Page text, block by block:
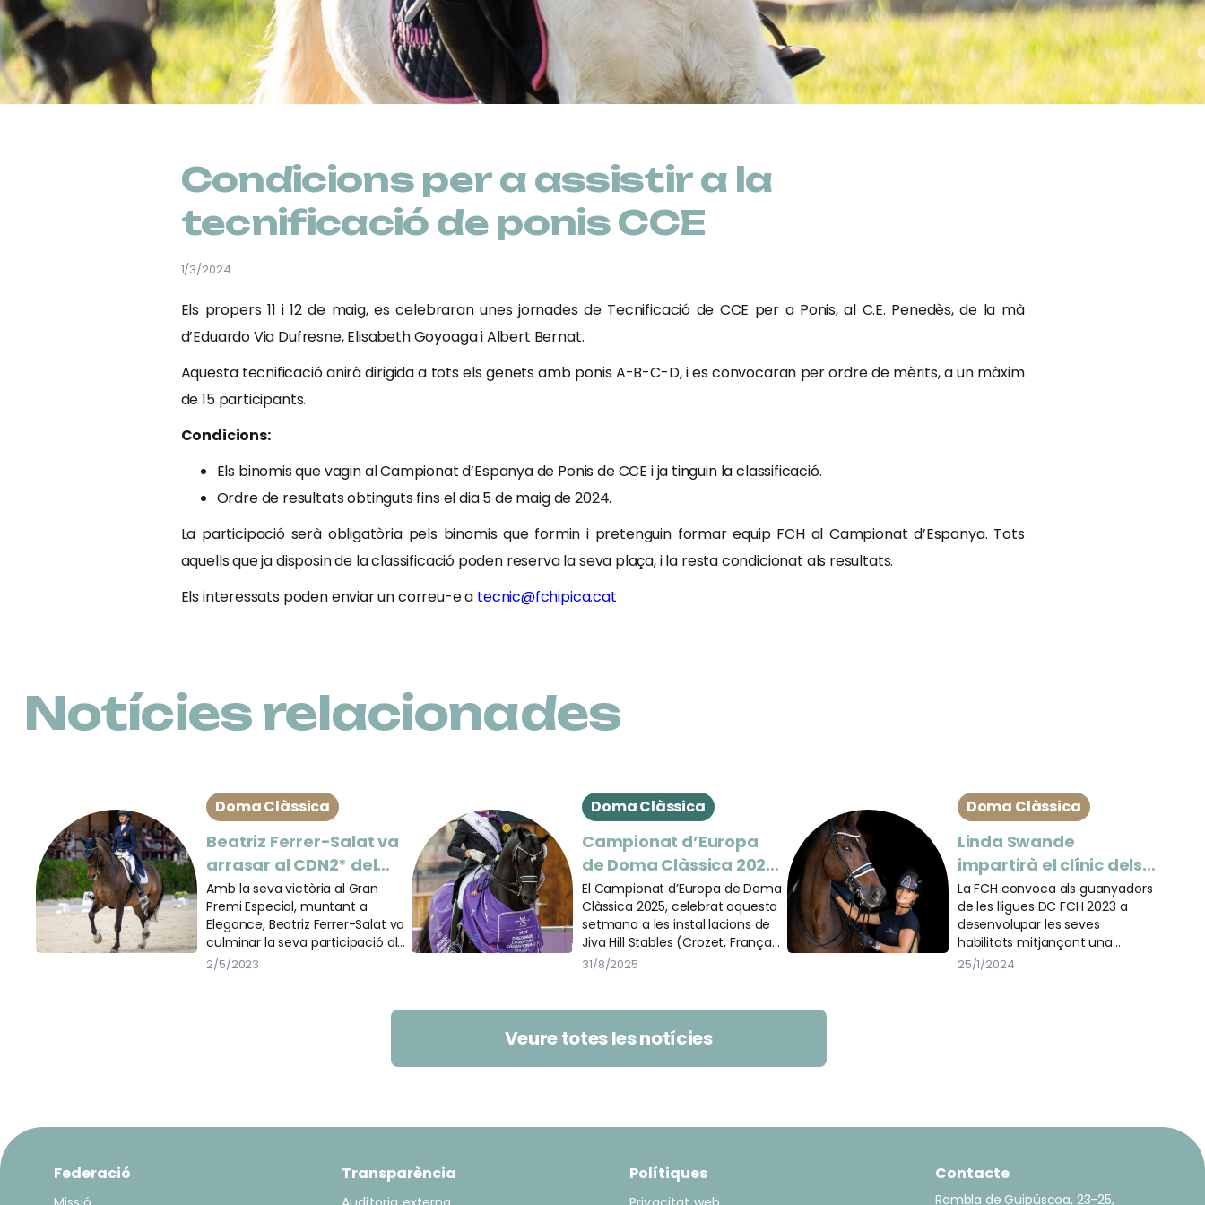
Condicions per a assistir a la
tecnificació de ponis CCE
1/3/2024
Els propers 11 i 12 de maig, es celebraran unes jornades de Tecnificació de CCE per a Ponis, al C.E. Penedès, de la mà
d’Eduardo Via Dufresne, Elisabeth Goyoaga i Albert Bernat.
Aquesta tecnificació anirà dirigida a tots els genets amb ponis A-B-C-D, i es convocaran per ordre de mèrits, a un màxim
de 15 participants.
Condicions:
Els binomis que vagin al Campionat d’Espanya de Ponis de CCE i ja tinguin la classificació.
Ordre de resultats obtinguts fins el dia 5 de maig de 2024.
La participació serà obligatòria pels binomis que formin i pretenguin formar equip FCH al Campionat d’Espanya. Tots
aquells que ja disposin de la classificació poden reserva la seva plaça, i la resta condicionat als resultats.
Els interessats poden enviar un correu-e a tecnic@fchipica.cat
Notícies relacionades
Doma Clàssica
Beatriz Ferrer-Salat va
arrasar al CDN2* del
RCPB
Amb la seva victòria al Gran
Premi Especial, muntant a
Elegance, Beatriz Ferrer-Salat va
culminar la seva participació al
CDN2* disputat al RCPB.
2/5/2023
Doma Clàssica
Campionat d’Europa
de Doma Clàssica 2025
a Jiva Hill Stables
(França)
El Campionat d’Europa de Doma
Clàssica 2025, celebrat aquesta
setmana a les instal·lacions de
Jiva Hill Stables (Crozet, França),
va iniciar la seva segona jornada
Gran Premi. Dividit en dues
sessions i amb la participació de
seixanta-dos binomis, la prova
ha estat puntuable per a un
31/8/2025
Doma Clàssica
Linda Swande
impartirà el clínic dels
Campions de les Lligues
de DC FCH
La FCH convoca als guanyadors
de les lligues DC FCH 2023 a
desenvolupar les seves
habilitats mitjançant una
tecnificació dirigida per
25/1/2024
Veure totes les notícies
Federació Transparència Polítiques Contacte
Rambla de Guipúscoa, 23-25,